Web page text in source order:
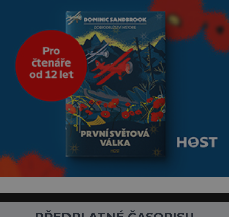
klimatickým podmínkám.
Sucho, prosolené písky a
extrémně